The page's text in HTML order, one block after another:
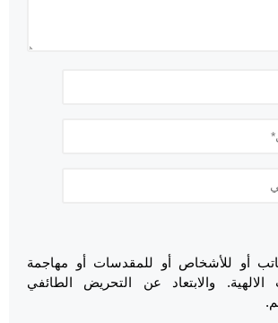
أو للأشخاص أو للمقدسات أو مهاجمة
الالهية. والابتعاد عن التحريض الطائفي